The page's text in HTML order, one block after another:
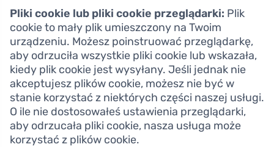
Pliki cookie lub pliki cookie przeglądarki: Plik
cookie to mały plik umieszczony na Twoim
urządzeniu. Możesz poinstruować przeglądarkę,
aby odrzuciła wszystkie pliki cookie lub wskazała,
kiedy plik cookie jest wysyłany. Jeśli jednak nie
akceptujesz plików cookie, możesz nie być w
stanie korzystać z niektórych części naszej usługi.
O ile nie dostosowałeś ustawienia przeglądarki,
aby odrzucała pliki cookie, nasza usługa może
korzystać z plików cookie.